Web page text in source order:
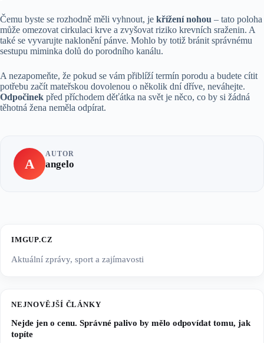
Čemu byste se rozhodně měli vyhnout, je křížení nohou – tato poloha
může omezovat cirkulaci krve a zvyšovat riziko krevních sraženin. A
také se vyvarujte naklonění pánve. Mohlo by totiž bránit správnému
sestupu miminka dolů do porodního kanálu.
A nezapomeňte, že pokud se vám přiblíží termín porodu a budete cítit
potřebu začít mateřskou dovolenou o několik dní dříve, neváhejte.
Odpočinek před příchodem děťátka na svět je něco, co by si žádná
těhotná žena neměla odpírat.
A
AUTOR
angelo
IMGUP.CZ
Aktuální zprávy, sport a zajímavosti
NEJNOVĚJŠÍ ČLÁNKY
Nejde jen o cenu. Správné palivo by mělo odpovídat tomu, jak
topíte